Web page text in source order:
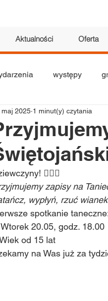
Aktualności Oferta
występy
konkurs plastyczne
maj 2025 1 minut(y) czytania
🙋🏼‍♀️
zapisy na
wypłyń, rzuć
spotkanie
20.05, godz. 18.00
od 15 lat
na Was już za